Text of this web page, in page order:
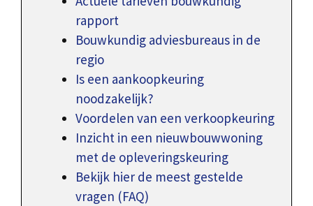
rapport
Bouwkundig adviesbureaus in de
regio
Is een aankoopkeuring
noodzakelijk?
Voordelen van een verkoopkeuring
Inzicht in een nieuwbouwwoning
met de opleveringskeuring
Bekijk hier de meest gestelde
vragen (FAQ)